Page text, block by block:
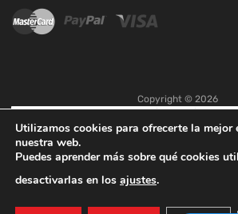
Copyright © 2026
Utilizamos cookies para ofrecerte la mejor
nuestra web.
Puedes aprender más sobre qué cookies
desactivarlas en los ajustes.